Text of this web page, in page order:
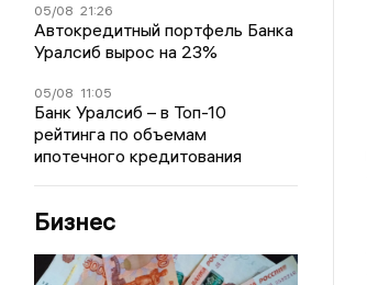
05/08 21:26
Автокредитный портфель Банка
Уралсиб вырос на 23%
05/08 11:05
Банк Уралсиб – в Топ-10
рейтинга по объемам
ипотечного кредитования
Бизнес